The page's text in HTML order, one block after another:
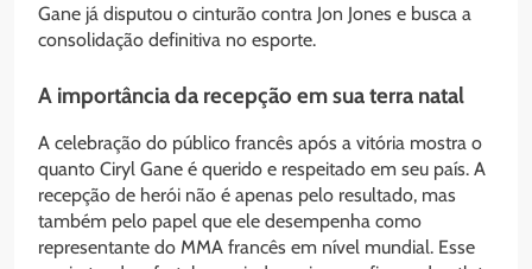
Gane já disputou o cinturão contra Jon Jones e busca a
consolidação definitiva no esporte.
A importância da recepção em sua terra natal
A celebração do público francês após a vitória mostra o
quanto Ciryl Gane é querido e respeitado em seu país. A
recepção de herói não é apenas pelo resultado, mas
também pelo papel que ele desempenha como
representante do MMA francês em nível mundial. Esse